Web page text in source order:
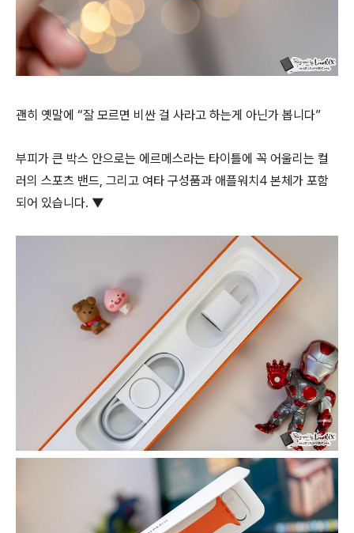
괜히 옛말에 “잘 모르면 비싼 걸 사라고 하는게 아닌가 봅니다”
부피가 큰 박스 안으로는 에르메스라는 타이틀에 꼭 어울리는 컬
러의 스포츠 밴드, 그리고 여타 구성품과 애플워치4 본체가 포함
되어 있습니다. ▼